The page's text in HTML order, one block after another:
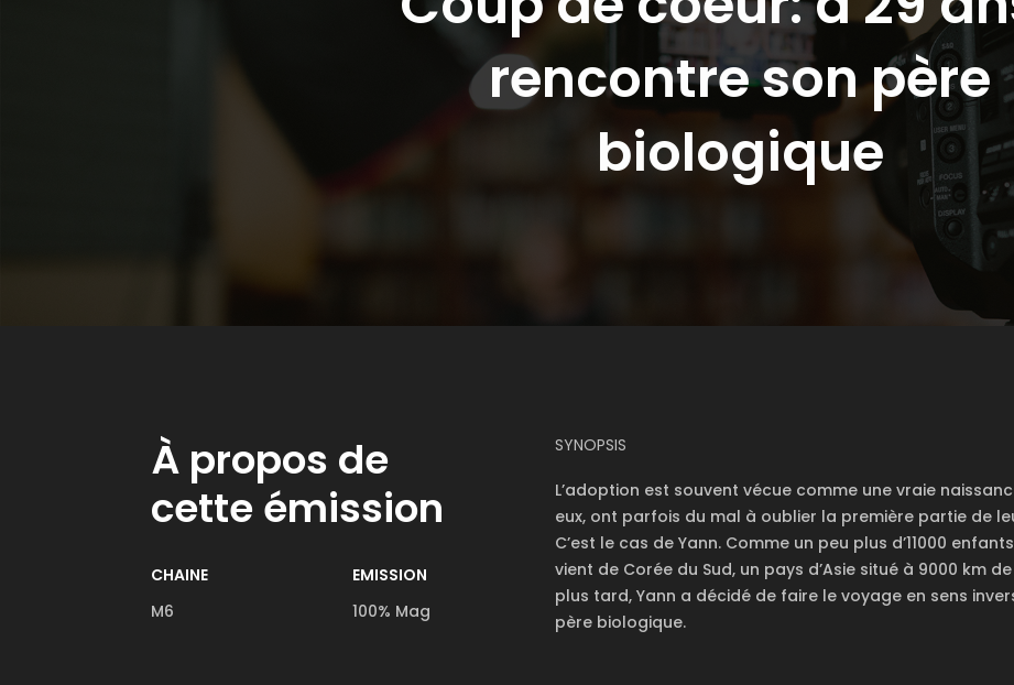
rencontre son père
biologique
À propos de
cette émission
CHAINE
M6
EMISSION
100% Mag
SYNOPSIS
L’adoption est souvent vécue comme une vraie
eux, ont parfois du mal à oublier la première partie de
C’est le cas de Yann. Comme un peu plus d’11000
vient de Corée du Sud, un pays d’Asie situé à 9000 km
plus tard, Yann a décidé de faire le voyage en sens
père biologique.